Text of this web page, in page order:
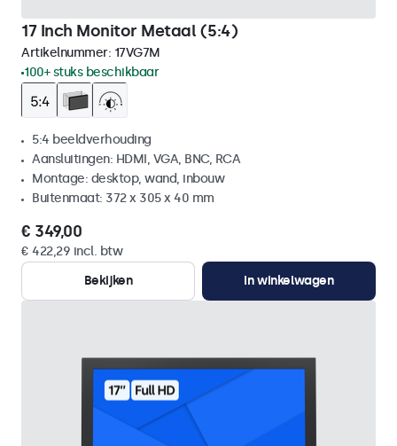
17 Inch Monitor Metaal (5:4)
Artikelnummer: 17VG7M
100+ stuks beschikbaar
5:4 beeldverhouding
Aansluitingen: HDMI, VGA, BNC, RCA
Montage: desktop, wand, inbouw
Buitenmaat: 372 x 305 x 40 mm
€ 349,00
€ 422,29 incl. btw
Bekijken
In winkelwagen